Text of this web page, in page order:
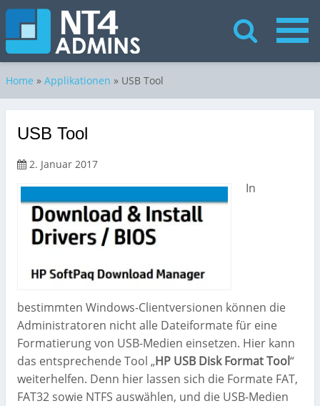
Home » Applikationen » USB Tool
USB Tool
2. Januar 2017
In
bestimmten Windows-Clientversionen können die
Administratoren nicht alle Dateiformate für eine
Formatierung von USB-Medien einsetzen. Hier kann
das entsprechende Tool „HP USB Disk Format Tool“
weiterhelfen. Denn hier lassen sich die Formate FAT,
FAT32 sowie NTFS auswählen, und die USB-Medien